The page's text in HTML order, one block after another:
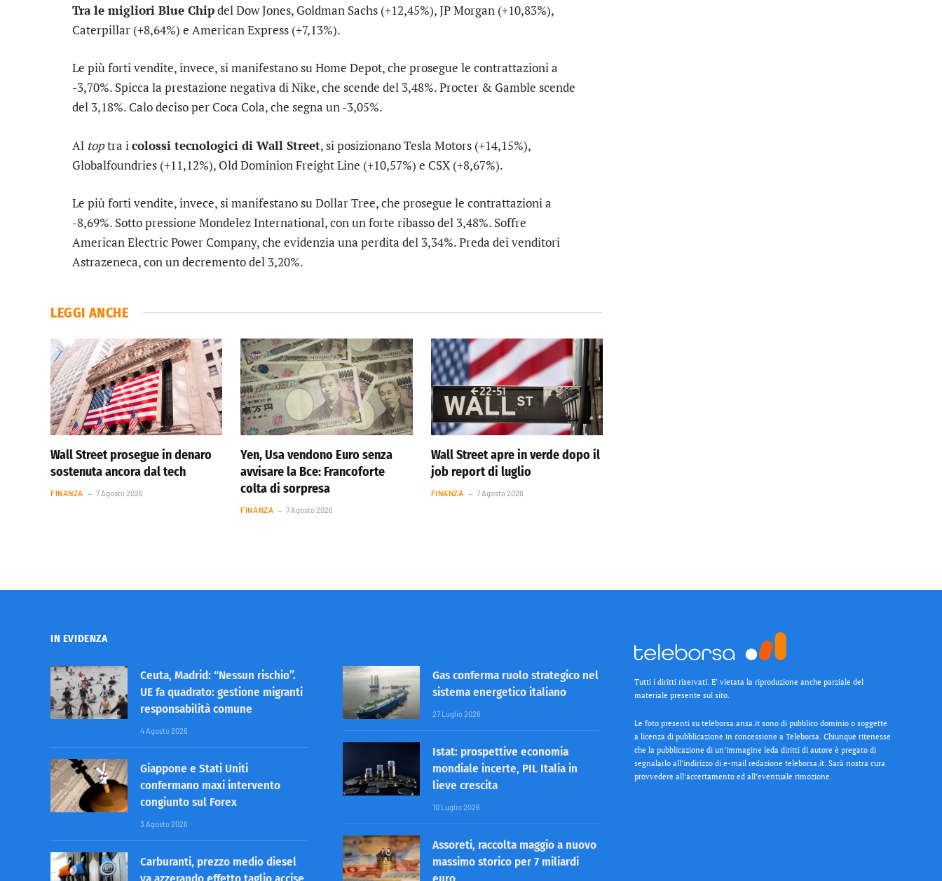
Tra le migliori Blue Chipdel Dow Jones, Goldman Sachs (+12,45%),JP Morgan (+10,83%),
Caterpillar (+8,64%) e American Express (+7,13%).
Le più forti vendite, invece, si manifestano suHome Depot, che prosegue le contrattazioni a
-3,70%. Spicca la prestazione negativa diNike, che scende del 3,48%.Procter & Gamble scende
del 3,18%. Calo deciso per Coca Cola, che segna un -3,05%.
Al toptra i colossi tecnologici di Wall Street, si posizionanoTesla Motors (+14,15%),
Globalfoundries (+11,12%), Old Dominion Freight Line (+10,57%) e CSX (+8,67%).
Le più forti vendite, invece, si manifestano suDollar Tree, che prosegue le contrattazioni a
-8,69%. Sotto pressione Mondelez International, con un forte ribasso del 3,48%. Soffre
American Electric Power Company, che evidenzia una perdita del 3,34%. Preda dei venditori
Astrazeneca, con un decremento del 3,20%.
LEGGI ANCHE
Wall Street prosegue in denaro
sostenuta ancora dal tech
FINANZA 7 Agosto 2026
Yen, Usa vendono Euro senza
avvisare la Bce: Francoforte
colta di sorpresa
FINANZA 7 Agosto 2026
Wall Street apre in verde dopo il
job report di luglio
FINANZA 7 Agosto 2026
IN EVIDENZA
Ceuta, Madrid: “Nessun rischio”.
UE fa quadrato: gestione migranti
responsabilità comune
4 Agosto 2026
Giappone e Stati Uniti
confermano maxi intervento
congiunto sul Forex
3 Agosto 2026
Carburanti, prezzo medio diesel
Gas conferma ruolo strategico nel
sistema energetico italiano
27 Luglio 2026
Istat: prospettive economia
mondiale incerte, PIL Italia in
lieve crescita
10 Luglio 2026
Assoreti, raccolta maggio a nuovo
massimo storico per 7 miliardi
Tutti i diritti riservati. E’ vietata la riproduzione anche parziale del
materiale presente sul sito.
Le foto presenti su teleborsa.ansa.it sono di pubblico dominio o soggette
a licenza di pubblicazione in concessione a Teleborsa. Chiunque ritenesse
che la pubblicazione di un’immagine leda diritti di autore è pregato di
segnalarlo all’indirizzo di e-mail redazione teleborsa.it. Sarà nostra cura
provvedere all’accertamento ed all’eventuale rimozione.